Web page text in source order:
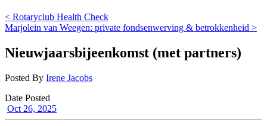
< Rotaryclub Health Check
Marjolein van Weegen: private fondsenwerving & betrokkenheid >
Nieuwjaarsbijeenkomst (met partners)
Posted By Irene Jacobs
Date Posted
Oct 26, 2025